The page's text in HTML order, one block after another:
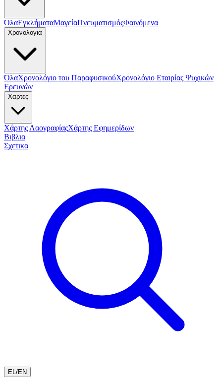
ΌλαΕγκλήματαΜαγείαΠνευματισμόςΦαινόμενα
Χρονολογια
ΌλαΧρονολόγιο του ΠαραφυσικούΧρονολόγιο Εταιρίας Ψυχικών
Ερευνών
Χαρτες
Χάρτης ΛαογραφίαςΧάρτης Εφημερίδων
Βιβλια
Σχετικα
EL/EN